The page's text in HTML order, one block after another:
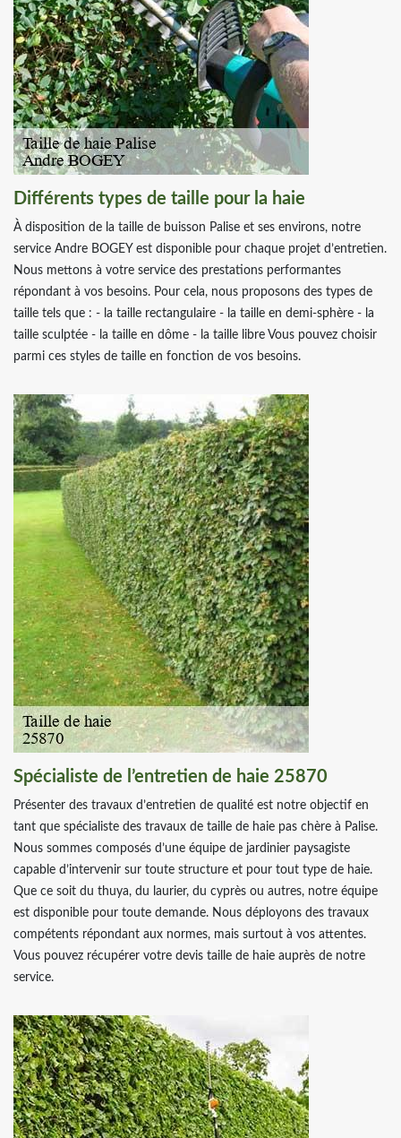
Différents types de taille pour la haie
À disposition de la taille de buisson Palise et ses environs, notre
service Andre BOGEY est disponible pour chaque projet d’entretien.
Nous mettons à votre service des prestations performantes
répondant à vos besoins. Pour cela, nous proposons des types de
taille tels que : - la taille rectangulaire - la taille en demi-sphère - la
taille sculptée - la taille en dôme - la taille libre Vous pouvez choisir
parmi ces styles de taille en fonction de vos besoins.
Spécialiste de l’entretien de haie 25870
Présenter des travaux d’entretien de qualité est notre objectif en
tant que spécialiste des travaux de taille de haie pas chère à Palise.
Nous sommes composés d’une équipe de jardinier paysagiste
capable d’intervenir sur toute structure et pour tout type de haie.
Que ce soit du thuya, du laurier, du cyprès ou autres, notre équipe
est disponible pour toute demande. Nous déployons des travaux
compétents répondant aux normes, mais surtout à vos attentes.
Vous pouvez récupérer votre devis taille de haie auprès de notre
service.